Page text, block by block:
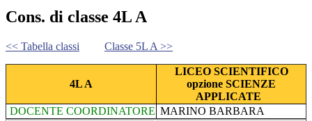
Cons. di classe 4L A
<< Tabella classi Classe 5L A >>
4L A
LICEO SCIENTIFICO
opzione SCIENZE
APPLICATE
DOCENTE COORDINATORE MARINO BARBARA